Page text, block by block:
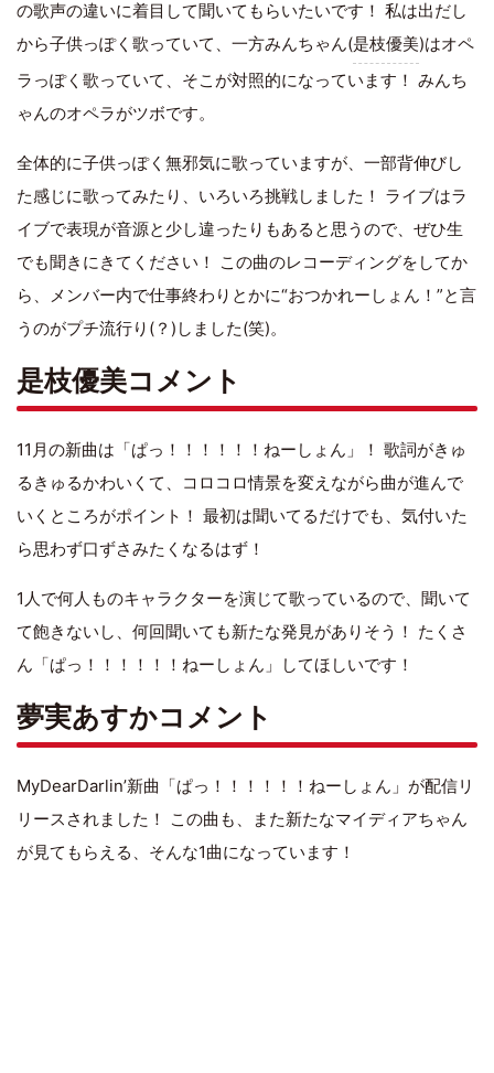
の歌声の違いに着目して聞いてもらいたいです！ 私は出だし
から子供っぽく歌っていて、一方みんちゃん(是枝優美)はオペ
ラっぽく歌っていて、そこが対照的になっています！ みんち
ゃんのオペラがツボです。
全体的に子供っぽく無邪気に歌っていますが、一部背伸びし
た感じに歌ってみたり、いろいろ挑戦しました！ ライブはラ
イブで表現が音源と少し違ったりもあると思うので、ぜひ生
でも聞きにきてください！ この曲のレコーディングをしてか
ら、メンバー内で仕事終わりとかに“おつかれーしょん！”と言
うのがプチ流行り(？)しました(笑)。
是枝優美コメント
11月の新曲は「ぱっ！！！！！！ねーしょん」！ 歌詞がきゅ
るきゅるかわいくて、コロコロ情景を変えながら曲が進んで
いくところがポイント！ 最初は聞いてるだけでも、気付いた
ら思わず口ずさみたくなるはず！
1人で何人ものキャラクターを演じて歌っているので、聞いて
て飽きないし、何回聞いても新たな発見がありそう！ たくさ
ん「ぱっ！！！！！！ねーしょん」してほしいです！
夢実あすかコメント
MyDearDarlin’新曲「ぱっ！！！！！！ねーしょん」が配信リ
リースされました！ この曲も、また新たなマイディアちゃん
が見てもらえる、そんな1曲になっています！